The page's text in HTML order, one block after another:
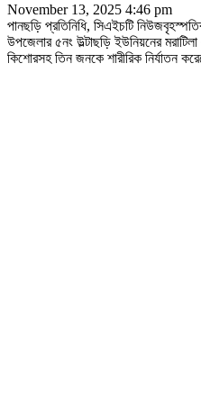
November 13, 2025 4:46 pm
পানছড়ি প্রতিনিধি, সিএইচটি
উপজেলার ৫নং উল্টাছড়ি ইউনিয়নের
কিশোরসহ তিন জনকে শারীরিক নির্যাতন